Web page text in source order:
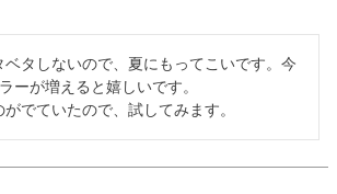
タしないので、夏にもってこいです。今
ーが増えると嬉しいです。
でていたので、試してみます。